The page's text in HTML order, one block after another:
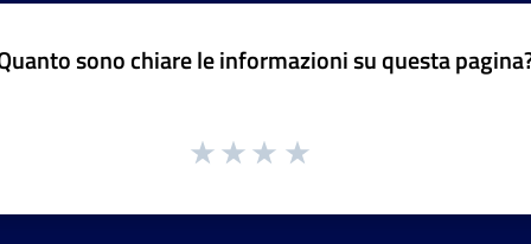
sono chiare le informazioni su questa